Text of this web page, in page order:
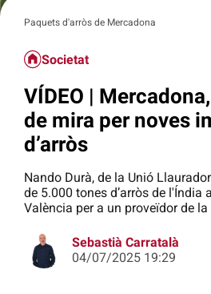
Paquets d'arròs de Mercadona
Societat
VÍDEO |
de mira per noves
d’arròs
Nando Durà, de la Unió
de 5.000 tones d’arròs de l'Índia
València per a un proveïdor de la
Sebastià Carratalà
04/07/2025 19:29